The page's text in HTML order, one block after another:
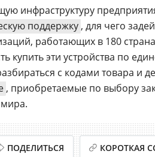
инфраструктуру
поддержку , для чего
работающих в 180
купить эти устройства по
с кодами товара и
, приобретаемые по выбору
ПОДЕЛИТЬСЯ КОРОТКАЯ